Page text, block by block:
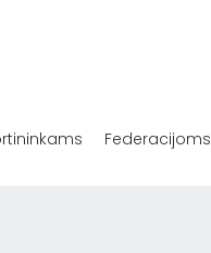
Federacijoms